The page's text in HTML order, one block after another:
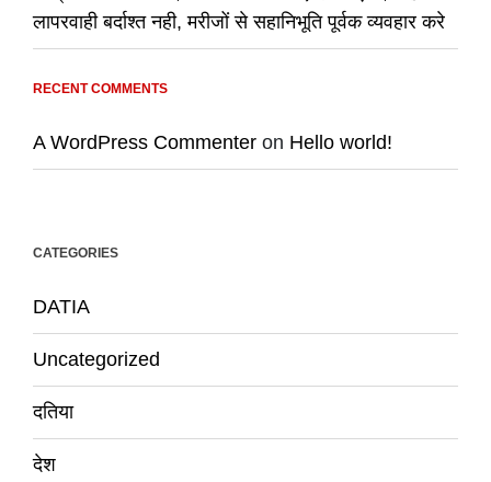
लापरवाही बर्दाश्त नही, मरीजों से सहानिभूति पूर्वक व्यवहार करे
RECENT COMMENTS
A WordPress Commenter on Hello world!
CATEGORIES
DATIA
Uncategorized
दतिया
देश